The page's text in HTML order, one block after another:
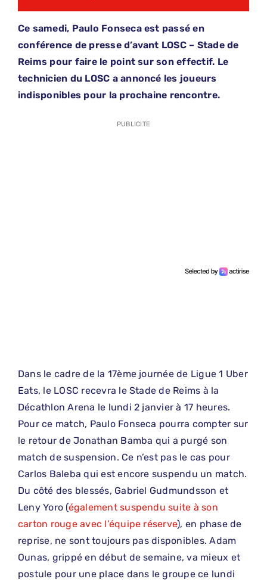
Ce samedi, Paulo Fonseca est passé en
conférence de presse d’avant LOSC – Stade de
Reims pour faire le point sur son effectif. Le
technicien du LOSC a annoncé les joueurs
indisponibles pour la prochaine rencontre.
PUBLICITE
Dans le cadre de la 17ème journée de Ligue 1 Uber
Eats, le LOSC recevra le Stade de Reims à la
Décathlon Arena le lundi 2 janvier à 17 heures.
Pour ce match, Paulo Fonseca pourra compter sur
le retour de Jonathan Bamba qui a purgé son
match de suspension. Ce n’est pas le cas pour
Carlos Baleba qui est encore suspendu un match.
Du côté des blessés, Gabriel Gudmundsson et
Leny Yoro (également suspendu suite à son
carton rouge avec l’équipe réserve), en phase de
reprise, ne sont toujours pas disponibles. Adam
Ounas, grippé en début de semaine, va mieux et
postule pour une place dans le groupe ce lundi